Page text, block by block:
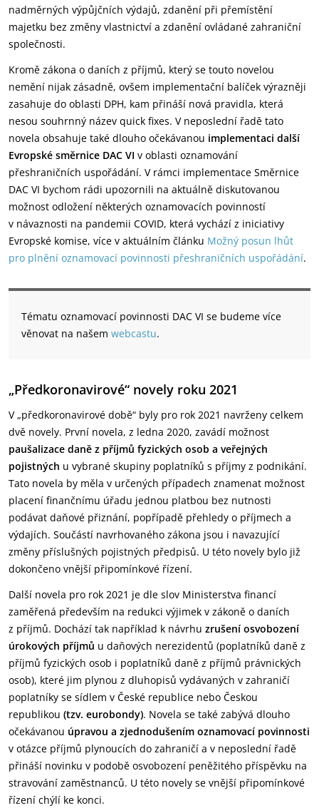
nadměrných výpůjčních výdajů, zdanění při přemístění
majetku bez změny vlastnictví a zdanění ovládané zahraniční
společnosti.
Kromě zákona o daních z příjmů, který se touto novelou
nemění nijak zásadně, ovšem implementační balíček výrazněji
zasahuje do oblasti DPH, kam přináší nová pravidla, která
nesou souhrnný název quick fixes. V neposlední řadě tato
novela obsahuje také dlouho očekávanou implementaci další
Evropské směrnice DAC VI v oblasti oznamování
přeshraničních uspořádání. V rámci implementace Směrnice
DAC VI bychom rádi upozornili na aktuálně diskutovanou
možnost odložení některých oznamovacích povinností
v návaznosti na pandemii COVID, která vychází z iniciativy
Evropské komise, více v aktuálním článku Možný posun lhůt
pro plnění oznamovací povinnosti přeshraničních uspořádání.
Tématu oznamovací povinnosti DAC VI se budeme více
věnovat na našem webcastu.
„Předkoronavirové“ novely roku 2021
V „předkoronavirové době“ byly pro rok 2021 navrženy celkem
dvě novely. První novela, z ledna 2020, zavádí možnost
paušalizace daně z příjmů fyzických osob a veřejných
pojistných u vybrané skupiny poplatníků s příjmy z podnikání.
Tato novela by měla v určených případech znamenat možnost
placení finančnímu úřadu jednou platbou bez nutnosti
podávat daňové přiznání, popřípadě přehledy o příjmech a
výdajích. Součástí navrhovaného zákona jsou i navazující
změny příslušných pojistných předpisů. U této novely bylo již
dokončeno vnější připomínkové řízení.
Další novela pro rok 2021 je dle slov Ministerstva financí
zaměřená především na redukci výjimek v zákoně o daních
z příjmů. Dochází tak například k návrhu zrušení osvobození
úrokových příjmů u daňových nerezidentů (poplatníků daně z
příjmů fyzických osob i poplatníků daně z příjmů právnických
osob), které jim plynou z dluhopisů vydávaných v zahraničí
poplatníky se sídlem v České republice nebo Českou
republikou (tzv. eurobondy). Novela se také zabývá dlouho
očekávanou úpravou a zjednodušením oznamovací povinnosti
v otázce příjmů plynoucích do zahraničí a v neposlední řadě
přináší novinku v podobě osvobození peněžitého příspěvku na
stravování zaměstnanců. U této novely se vnější připomínkové
řízení chýlí ke konci.